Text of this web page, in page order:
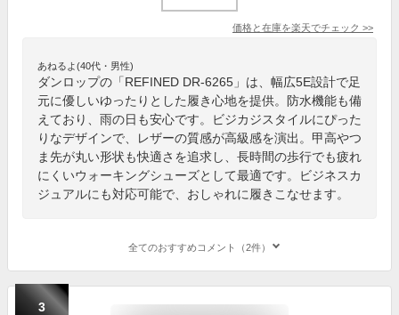
価格と在庫を楽天でチェック >>
あねるよ(40代・男性)
ダンロップの「REFINED DR-6265」は、幅広5E設計で足
元に優しいゆったりとした履き心地を提供。防水機能も備
えており、雨の日も安心です。ビジカジスタイルにぴった
りなデザインで、レザーの質感が高級感を演出。甲高やつ
ま先が丸い形状も快適さを追求し、長時間の歩行でも疲れ
にくいウォーキングシューズとして最適です。ビジネスカ
ジュアルにも対応可能で、おしゃれに履きこなせます。
全てのおすすめコメント（2件）
3